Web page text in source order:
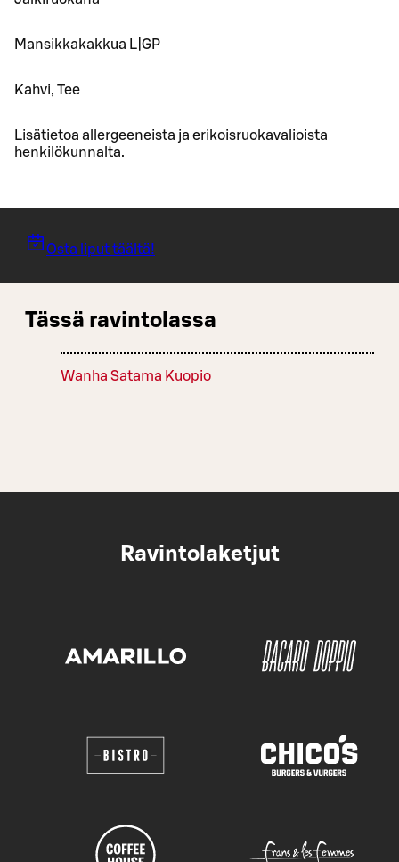
Mansikkakakkua L|GP
Kahvi, Tee
Lisätietoa allergeeneista ja erikoisruokavalioista
henkilökunnalta.
Osta liput täältä!
Tässä ravintolassa
Wanha Satama Kuopio
Ravintolaketjut